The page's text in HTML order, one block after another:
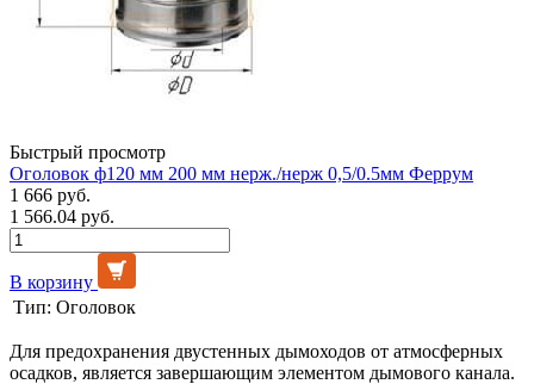
Быстрый просмотр
Оголовок ф120 мм 200 мм нерж./нерж 0,5/0.5мм Феррум
1 666 руб.
1 566.04 руб.
В корзину
Тип: Оголовок
Для предохранения двустенных дымоходов от атмосферных
осадков, является завершающим элементом дымового канала.